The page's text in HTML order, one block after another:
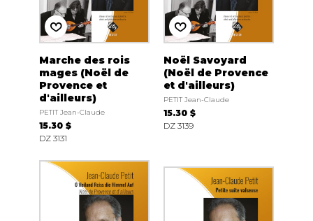
Marche des rois
mages (Noël de
Provence et
d'ailleurs)
PETIT Jean-Claude
15.30 $
DZ 3131
Noël Savoyard
(Noël de Provence
et d'ailleurs)
PETIT Jean-Claude
15.30 $
DZ 3139